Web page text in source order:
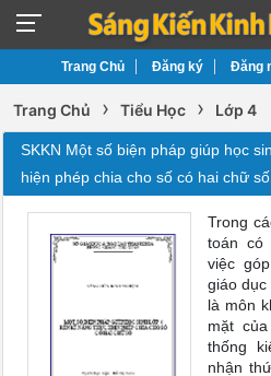
Trang Chủ Đăng ký Đăng
Trang Chủ › Tiểu Học › Lớp 4
SKKN Một số biện pháp giúp học
hiện phép chia cho số có hai chữ số
Trong
toán có
việc
giáo dục
là môn
mặt
thống
nhận